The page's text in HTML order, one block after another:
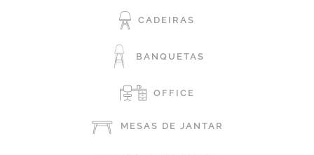
CADEIRAS
BANQUETAS
OFFICE
MESAS DE JANTAR